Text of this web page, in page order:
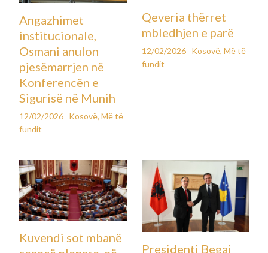
Angazhimet
institucionale,
Osmani anulon
pjesëmarrjen në
Konferencën e
Sigurisë në Munih
12/02/2026 Kosovë,Më të
fundit
Qeveria thërret
mbledhjen e parë
12/02/2026 Kosovë, Më të
fundit
Kuvendi sot mbanë
Presidenti Begaj